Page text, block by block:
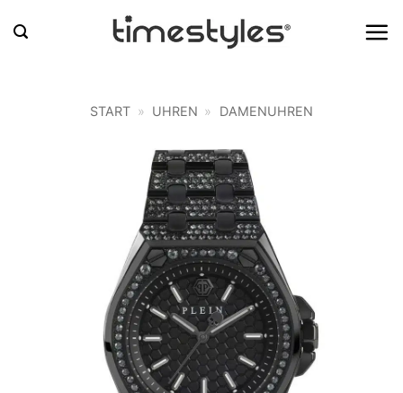
Inhalt
START » UHREN » DAMENUHREN